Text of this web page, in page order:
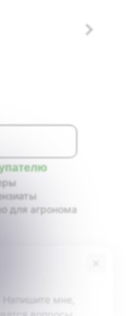
Напишите мне,
для агронома